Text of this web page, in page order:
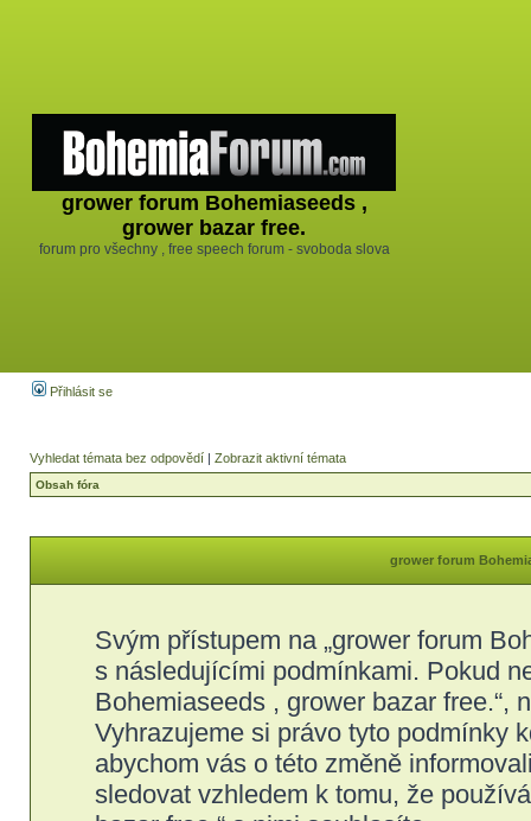
grower forum Bohemiaseeds ,
grower bazar free.
forum pro všechny , free speech forum - svoboda slova
Přihlásit se
Vyhledat témata bez odpovědí | Zobrazit aktivní témata
Obsah fóra
grower forum
Svým přístupem na „grower forum
s následujícími podmínkami. Pokud
Bohemiaseeds , grower bazar free.“,
Vyhrazujeme si právo tyto podmínky
abychom vás o této změně
sledovat vzhledem k tomu, že